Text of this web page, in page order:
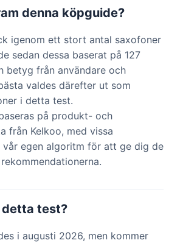
denna köpguide?
igenom ett stort antal saxofoner
sedan dessa baserat på 127
betyg från användare och
valdes därefter ut som
i detta test.
på produkt- och
från Kelkoo, med vissa
vår egen algoritm för att ge dig de
detta test?
i augusti 2026, men kommer